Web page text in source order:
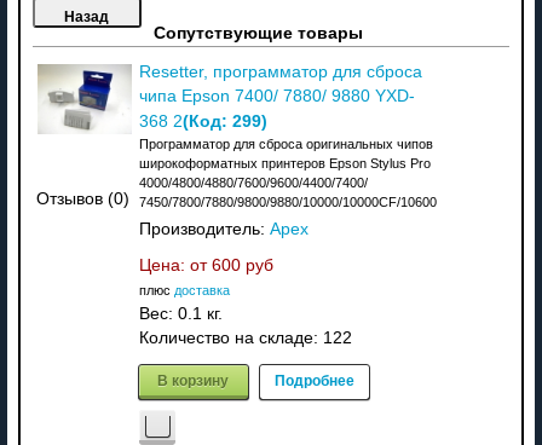
Сопутствующие товары
Отзывов (0)
Resetter, программатор для сброса
чипа Epson 7400/ 7880/ 9880 YXD-
368 2(Код: 299)
Программатор для сброса оригинальных чипов
широкоформатных принтеров Epson Stylus Pro
4000/4800/4880/7600/9600/4400/7400/
7450/7800/7880/9800/9880/10000/10000CF/10600
Производитель: Apex
Цена: от 600 руб
плюс доставка
Вес: 0.1 кг.
Количество на складе: 122
В корзину Подробнее